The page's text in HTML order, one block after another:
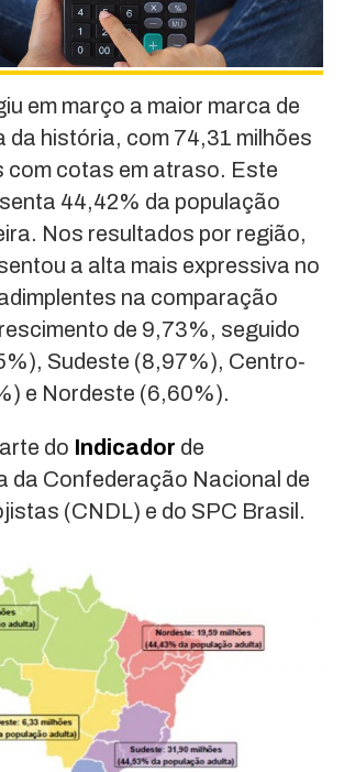
em março a maior marca de
da história, com 74,31 milhões
com cotas em atraso. Este
44,42% da população
Nos resultados por região,
a alta mais expressiva no
na comparação
de 9,73%, seguido
Sudeste (8,97%), Centro‐
e Nordeste (6,60%).
do Indicador de
da Confederação Nacional de
(CNDL) e do SPC Brasil.